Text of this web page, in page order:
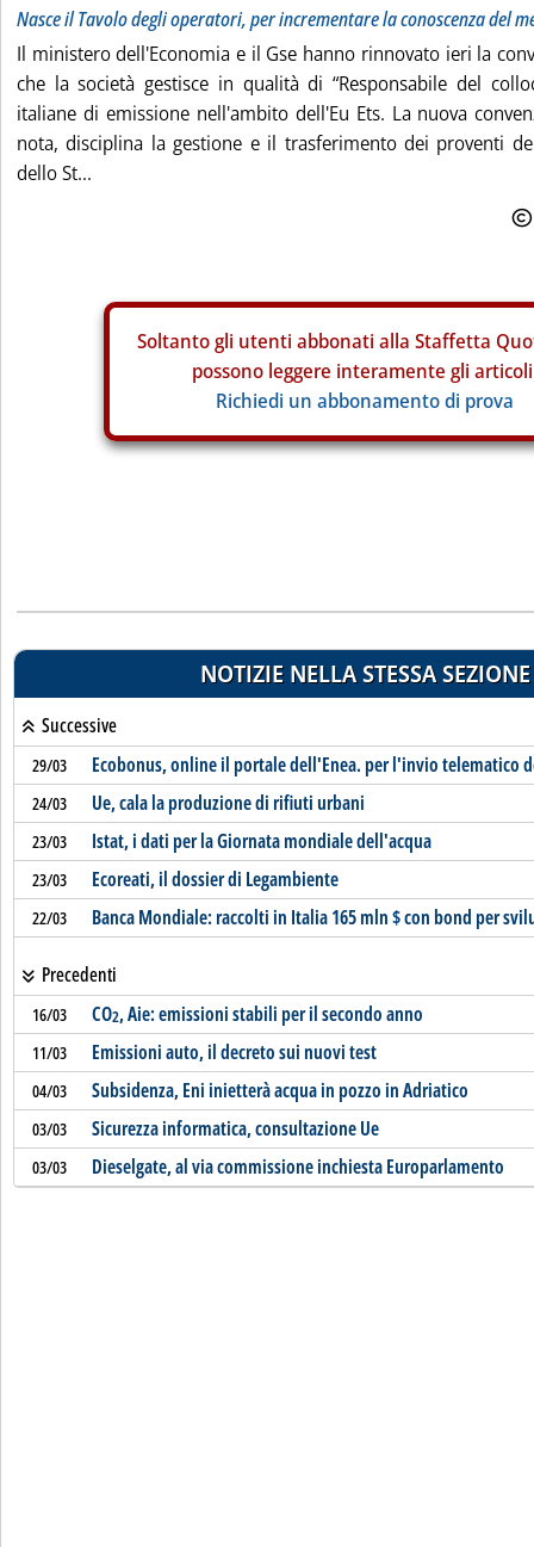
Nasce il Tavolo degli operatori, per incrementare la conoscenza del
Il ministero dell'Economia e il Gse hanno rinnovato ieri la
che la società gestisce in qualità di “Responsabile del
italiane di emissione nell'ambito dell'Eu Ets. La nuova
nota, disciplina la gestione e il trasferimento dei proventi
dello St...
Soltanto gli utenti abbonati alla Staffetta
possono leggere interamente gli
Richiedi un abbonamento di prova
NOTIZIE NELLA STESSA SEZIONE
Successive
29/03 Ecobonus, online il portale dell'Enea. per l'invio telematico
24/03 Ue, cala la produzione di rifiuti urbani
23/03 Istat, i dati per la Giornata mondiale dell'acqua
23/03 Ecoreati, il dossier di Legambiente
22/03 Banca Mondiale: raccolti in Italia 165 mln $ con bond per
Precedenti
16/03 CO2, Aie: emissioni stabili per il secondo anno
11/03 Emissioni auto, il decreto sui nuovi test
04/03 Subsidenza, Eni inietterà acqua in pozzo in Adriatico
03/03 Sicurezza informatica, consultazione Ue
03/03 Dieselgate, al via commissione inchiesta Europarlamento